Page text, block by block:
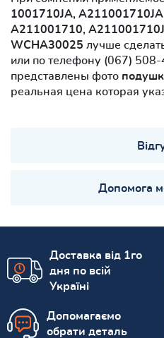
1001710JA,
A211001710,
WCHA30025 лучше
или по телефону (067)
представлены фото
реальная цена которая
Допомога
Доставка від 1го
дня по всій
Україні
Допомагаємо
обрати деталь